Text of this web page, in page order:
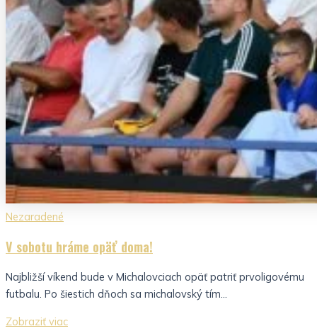
Nezaradené
V sobotu hráme opäť doma!
Najbližší víkend bude v Michalovciach opäť patriť prvoligovému
futbalu. Po šiestich dňoch sa michalovský tím...
Zobraziť viac